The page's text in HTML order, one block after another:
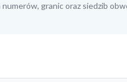
granic oraz siedzib